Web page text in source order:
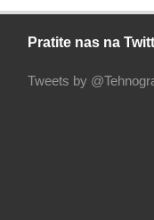
Pratite nas na
Tweets by